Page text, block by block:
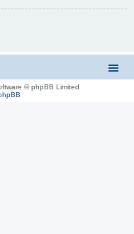
© phpBB Limited